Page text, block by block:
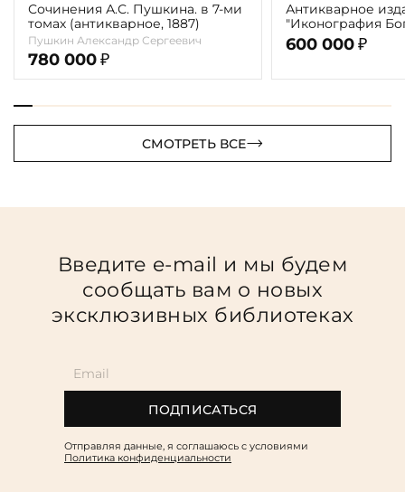
Сочинения А.С. Пушкина. в 7-ми
томах (антикварное, 1887)
Пушкин Александр Сергеевич
780 000 ₽
Антикварное
"Иконография
г. (в 2-х томах с
автора)
600 000 ₽
СМОТРЕТЬ ВСЕ
Введите e-mail и мы будем
сообщать вам о новых
эксклюзивных библиотеках
ПОДПИСАТЬСЯ
Отправляя данные, я соглашаюсь c условиями
Политика конфиденциальности